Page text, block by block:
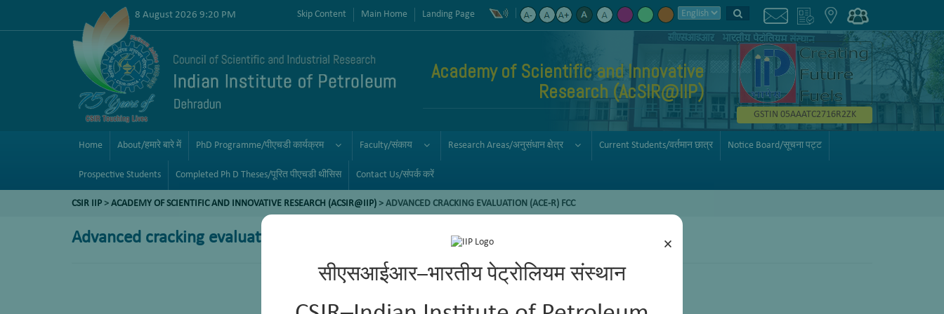
×
सीएसआईआर–भारतीय पेट्रोलियम संस्थान
8 August 2026 9:20 PM Skip Content Main Home Landing Page
Academy of Scientific and Innovative
Research (AcSIR@IIP)
GSTIN 05AAATC2716R2ZK
Home About/हमारे बारे में PhD Programme/पीएचडी कार्यक्रम Faculty/संकाय Research Areas/अनुसंधान क्षेत्र Current Students/वर्तमान छात्र Notice Board/सूचना पट्ट
Prospective Students Completed Ph D Theses/पूरित पीएचडी थीसिस Contact Us/संपर्क करें
CSIR IIP > ACADEMY OF SCIENTIFIC AND INNOVATIVE RESEARCH (ACSIR@IIP) > ADVANCED CRACKING EVALUATION (ACE-R) FCC
Advanced cracking evaluation (ACE-R) FCC